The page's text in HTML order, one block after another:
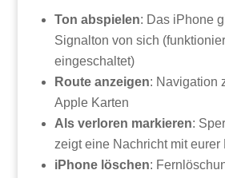
Ton abspielen: Das iPhone
Signalton von sich
eingeschaltet)
Route anzeigen: Navigation
Apple Karten
Als verloren markieren:
zeigt eine Nachricht mit eurer
iPhone löschen: